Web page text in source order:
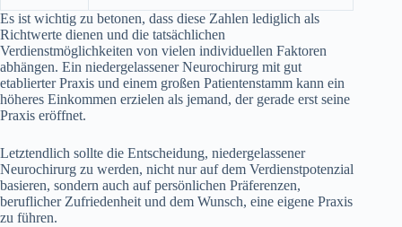
Es ist wichtig zu betonen, dass diese Zahlen lediglich als
Richtwerte dienen und die tatsächlichen
Verdienstmöglichkeiten von vielen individuellen Faktoren
abhängen. Ein niedergelassener Neurochirurg mit gut
etablierter Praxis und einem großen Patientenstamm kann ein
höheres Einkommen erzielen als jemand, der gerade erst seine
Praxis eröffnet.
Letztendlich sollte die Entscheidung, niedergelassener
Neurochirurg zu werden, nicht nur auf dem Verdienstpotenzial
basieren, sondern auch auf persönlichen Präferenzen,
beruflicher Zufriedenheit und dem Wunsch, eine eigene Praxis
zu führen.